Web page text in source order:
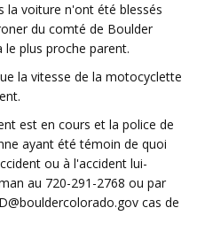
la voiture n'ont été blessés
du comté de Boulder
plus proche parent.
la vitesse de la motocyclette
est en cours et la police de
ayant été témoin de quoi
ou à l'accident lui-
au 720-291-2768 ou par
cas de